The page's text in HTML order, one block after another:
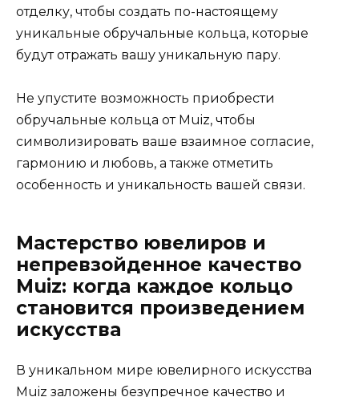
отделку, чтобы создать по-настоящему
уникальные обручальные кольца, которые
будут отражать вашу уникальную пару.
Не упустите возможность приобрести
обручальные кольца от Muiz, чтобы
символизировать ваше взаимное согласие,
гармонию и любовь, а также отметить
особенность и уникальность вашей связи.
Мастерство ювелиров и
непревзойденное качество
Muiz: когда каждое кольцо
становится произведением
искусства
В уникальном мире ювелирного искусства
Muiz заложены безупречное качество и